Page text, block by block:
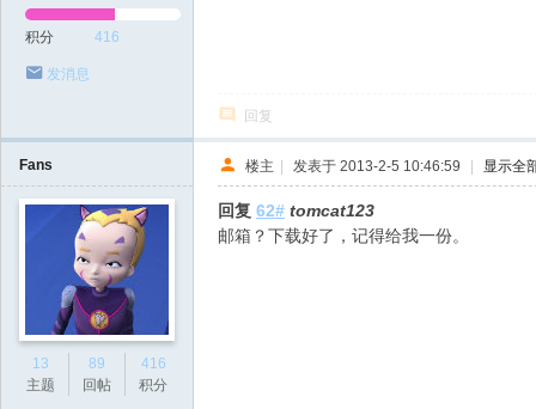
积分 416
发消息
回复
Fans
13
主题
89
回帖
416
积分
楼主 | 发表于 2013-2-5 10:46:59 | 显示全
回复 62# tomcat123
邮箱？下载好了，记得给我一份。